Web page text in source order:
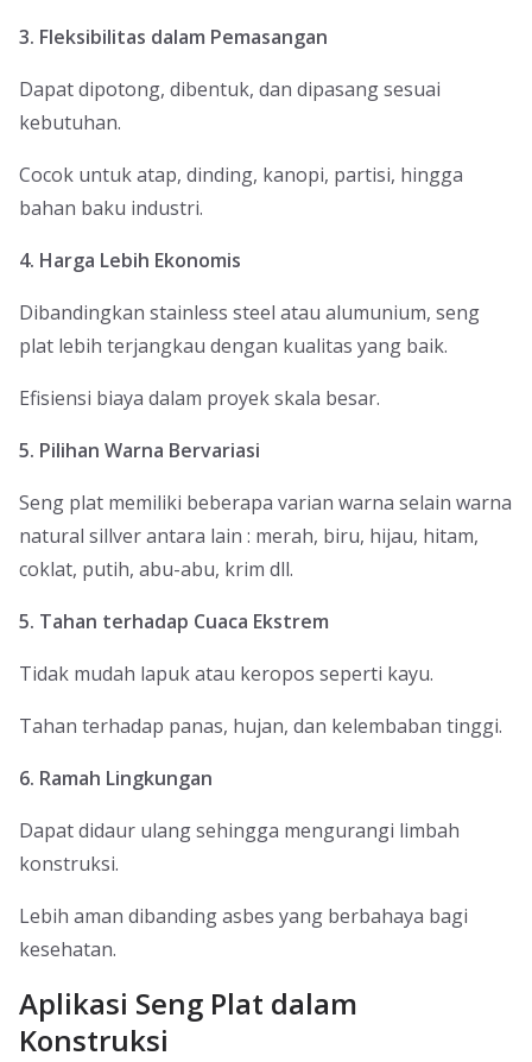
3. Fleksibilitas dalam Pemasangan
Dapat dipotong, dibentuk, dan dipasang sesuai
kebutuhan.
Cocok untuk atap, dinding, kanopi, partisi, hingga
bahan baku industri.
4. Harga Lebih Ekonomis
Dibandingkan stainless steel atau alumunium, seng
plat lebih terjangkau dengan kualitas yang baik.
Efisiensi biaya dalam proyek skala besar.
5. Pilihan Warna Bervariasi
Seng plat memiliki beberapa varian warna selain warna
natural sillver antara lain : merah, biru, hijau, hitam,
coklat, putih, abu-abu, krim dll.
5. Tahan terhadap Cuaca Ekstrem
Tidak mudah lapuk atau keropos seperti kayu.
Tahan terhadap panas, hujan, dan kelembaban tinggi.
6. Ramah Lingkungan
Dapat didaur ulang sehingga mengurangi limbah
konstruksi.
Lebih aman dibanding asbes yang berbahaya bagi
kesehatan.
Aplikasi Seng Plat dalam
Konstruksi